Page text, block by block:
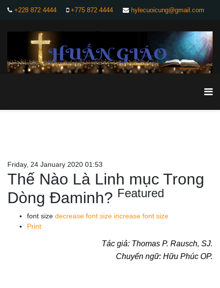
+228 872 4444 +775 872 4444 hylecuoicung@gmail.com
Friday, 24 January 2020 01:53
Thế Nào Là Linh mục Trong
Dòng Đaminh? Featured
font size decrease font size increase font size
Print
Tác giả: Thomas P. Rausch, SJ.
Chuyển ngữ: Hữu Phúc OP.